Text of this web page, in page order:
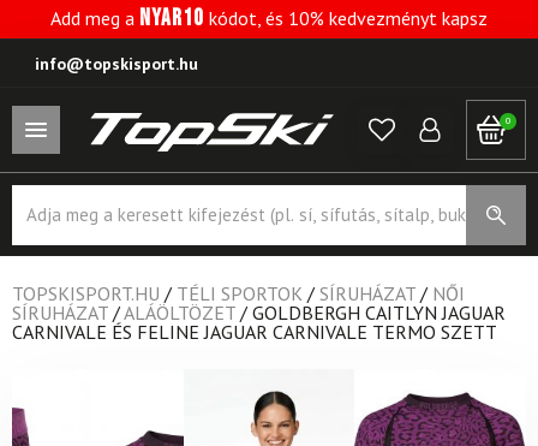
Add meg a NYAR10 kódot, és 10% kedvezményt kapsz
info@topskisport.hu
0
search
TOPSKISPORT.HU / TÉLI SPORTOK / SÍRUHÁZAT / NŐI
SÍRUHÁZAT /ALÁÖLTÖZET / GOLDBERGH CAITLYN JAGUAR
CARNIVALE ÉS FELINE JAGUAR CARNIVALE TERMO SZETT